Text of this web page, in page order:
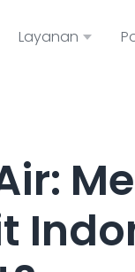
Layanan